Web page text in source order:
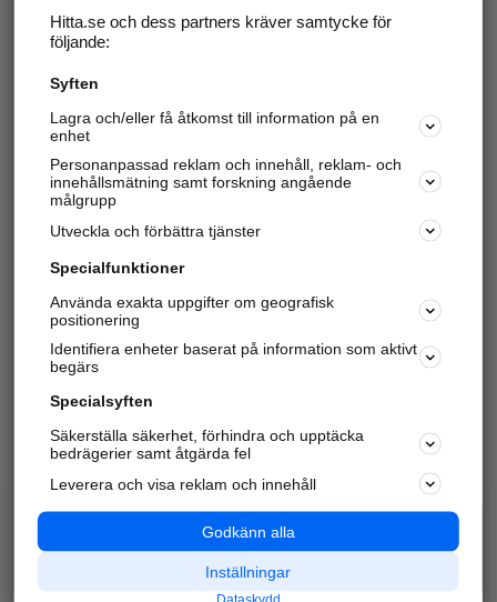
Hitta.se - Gratis nummerupplysning.
Sök företag, personer och platser.
Hitta telefonnummer, adresser, företagsinfo mm.
Marknadsför företaget
Kom igång och annonsera mot
samarbetspartners nära dig.
Alla kategorier
Populära sökningar
API & Kartor
Annonsera
Integritet
Nödnummer
Hitta.se och dess partners kräver samtycke för
följande:
Syften
Lagra och/eller få åtkomst till information på en
enhet
Personanpassad reklam och innehåll, reklam- och
innehållsmätning samt forskning angående
målgrupp
Utveckla och förbättra tjänster
Specialfunktioner
Använda exakta uppgifter om geografisk
positionering
Identifiera enheter baserat på information som aktivt
begärs
Specialsyften
Säkerställa säkerhet, förhindra och upptäcka
bedrägerier samt åtgärda fel
Leverera och visa reklam och innehåll
Godkänn alla
Inställningar
Dataskydd